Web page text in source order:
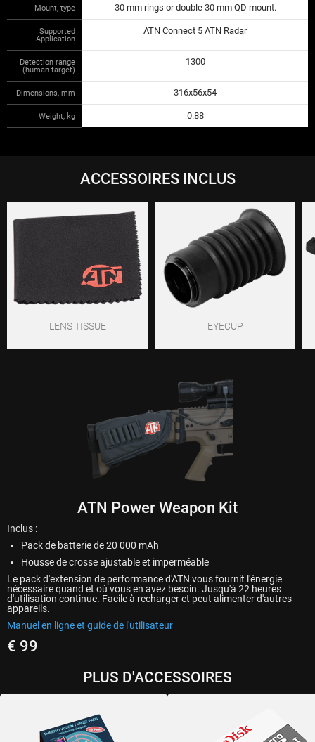
Mount, type 30 mm rings or double 30 mm QD mount.
Supported
Application
ATN Connect 5 ATN Radar
Detection range
(human target)
1300
Dimensions, mm 316x56x54
Weight, kg 0.88
ACCESSOIRES INCLUS
LENS TISSUE EYECUP
ATN Power Weapon Kit
Inclus :
Pack de batterie de 20 000 mAh
Housse de crosse ajustable et imperméable
Le pack d'extension de performance d'ATN vous fournit l'énergie
nécessaire quand et où vous en avez besoin. Jusqu'à 22 heures
d'utilisation continue. Facile à recharger et peut alimenter d'autres
appareils.
Manuel en ligne et guide de l'utilisateur
€ 99
PLUS D'ACCESSOIRES